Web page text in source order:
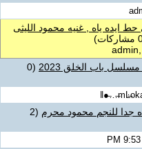
ايده ياه , غنيه محمود الليثى
باب الخلق 2023
(0
جدا للنجم محمود محرم
(2